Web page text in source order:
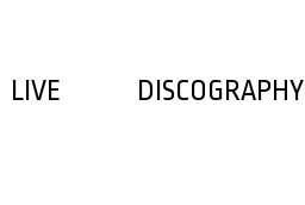
LIVE DISCOGRAPHY